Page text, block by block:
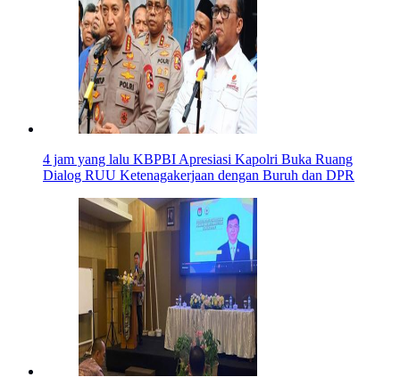
4 jam yang lalu KBPBI Apresiasi Kapolri Buka Ruang
Dialog RUU Ketenagakerjaan dengan Buruh dan DPR